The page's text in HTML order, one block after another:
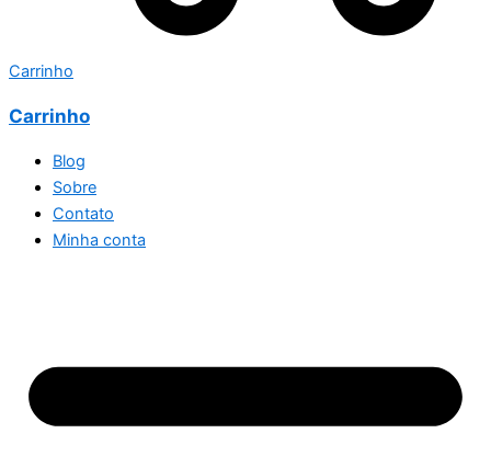
Carrinho
Carrinho
Blog
Sobre
Contato
Minha conta